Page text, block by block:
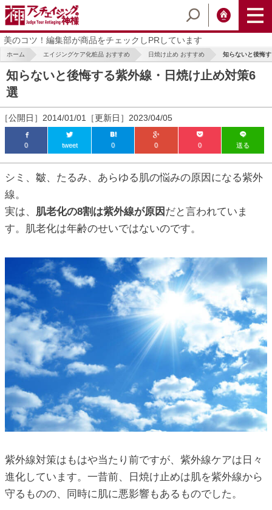
美のコツ！編集部が商品をチェックしPRしています
ホーム エイジングケア化粧品 おすすめ 日焼け止め おすすめ 知らないと後悔
知らないと後悔する紫外線・日焼け止め対策6
選
［公開日］2014/01/01［更新日］2023/04/05
0 tweet 0 0 0 送る
シミ、皺、たるみ、あらゆる肌の悩みの原因になる紫外
線。
実は、 肌老化の8割は紫外線が原因 だと言われていま
す。肌老化は年齢のせいではないのです。
紫外線対策はもはや当たり前ですが、紫外線ケアは日々
進化しています。一昔前、日焼け止めは肌を紫外線から
守るものの、同時に肌に悪影響もあるものでした。
antiaging/wp-
antiaging/wp-
antiaging/wp-
antiaging/wp-